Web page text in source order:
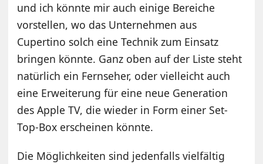
und ich könnte mir auch einige Bereiche
vorstellen, wo das Unternehmen aus
Cupertino solch eine Technik zum Einsatz
bringen könnte. Ganz oben auf der Liste steht
natürlich ein Fernseher, oder vielleicht auch
eine Erweiterung für eine neue Generation
des Apple TV, die wieder in Form einer Set-
Top-Box erscheinen könnte.
Die Möglichkeiten sind jedenfalls vielfältig